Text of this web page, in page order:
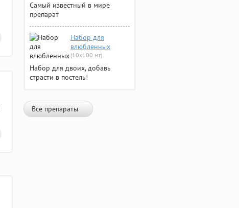
Самый известный в мире
препарат
Набор для
влюбленных
(10х100 мг)
Набор для двоих, добавь
страсти в постель!
Все препараты